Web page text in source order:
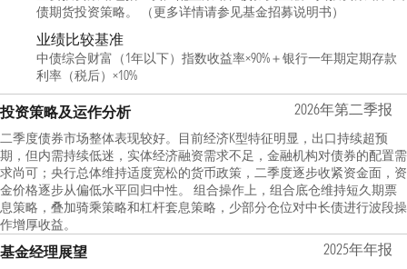
债期货投资策略。 （更多详情请参见基金招募说明书）
业绩比较基准
中债综合财富（1年以下）指数收益率×90%＋银行一年期定期存款
利率（税后）×10%
投资策略及运作分析 2026年第二季报
二季度债券市场整体表现较好。目前经济K型特征明显，出口持续超预
期，但内需持续低迷，实体经济融资需求不足，金融机构对债券的配置需
求尚可；央行总体维持适度宽松的货币政策，二季度逐步收紧资金面，资
金价格逐步从偏低水平回归中性。 组合操作上，组合底仓维持短久期票
息策略，叠加骑乘策略和杠杆套息策略，少部分仓位对中长债进行波段操
作增厚收益。
基金经理展望 2025年年报